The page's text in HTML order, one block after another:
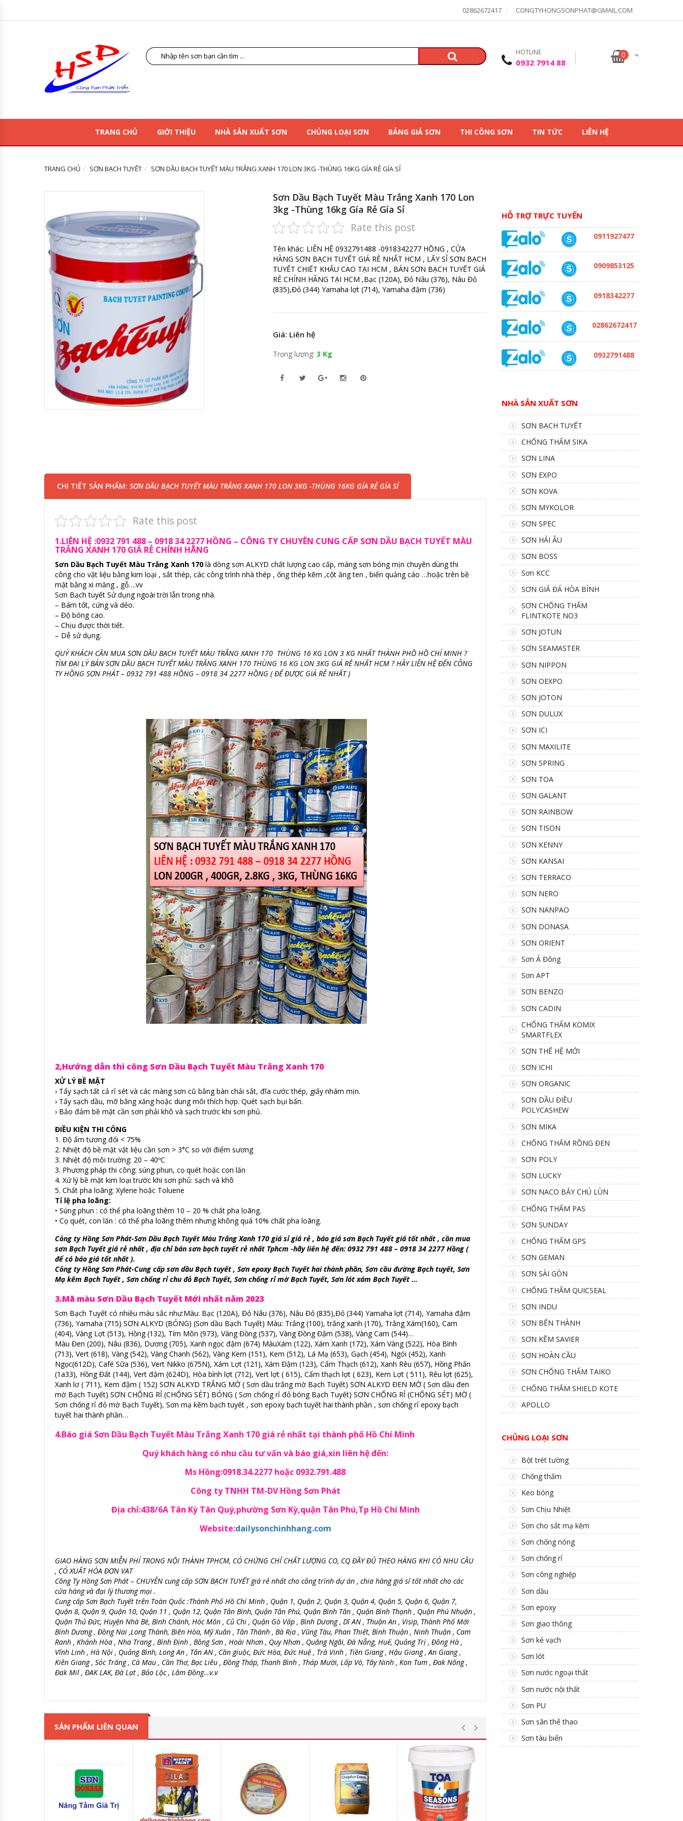
02862672417 CONGTYHONGSONPHAT@GMAIL.COM
HOTLINE
0932 7914 88
0
TRANG CHỦ GIỚI THIỆU NHÀ SẢN XUẤT SƠN CHỦNG LOẠI SƠN BẢNG GIÁ SƠN THI CÔNG SƠN TIN TỨC LIÊN HỆ
TRANG CHỦ SƠN BẠCH TUYẾT SƠN DẦU BẠCH TUYẾT MÀU TRẮNG XANH 170 LON 3KG -THÙNG 16KG GÍA RẺ GÍA SỈ
Sơn Dầu Bạch Tuyết Màu Trắng Xanh 170 Lon
3kg -Thùng 16kg Gía Rẻ Gía Sỉ
Rate this post
Tên khác: LIÊN HỆ 0932791488 -0918342277 HỒNG , CỬA
HÀNG SƠN BẠCH TUYẾT GIÁ RẺ NHẤT HCM , LẤY SỈ SƠN BẠCH
TUYẾT CHIẾT KHẤU CAO TẠI HCM , BÁN SƠN BẠCH TUYẾT GIÁ
RẺ CHÍNH HÃNG TẠI HCM ,Bạc (120A), Đỏ Nâu (376), Nâu Đỏ
(835),Đỏ (344) Yamaha lợt (714), Yamaha đậm (736)
Giá: Liên hệ
Trọng lượng: 3 Kg
CHI TIẾT SẢN PHẨM: SƠN DẦU BẠCH TUYẾT MÀU TRẮNG XANH 170 LON 3KG -THÙNG 16KG GÍA RẺ GÍA SỈ
Rate this post
1.LIÊN HỆ :0932 791 488 – 0918 34 2277 HỒNG – CÔNG TY CHUYÊN CUNG CẤP SƠN DẦU BẠCH TUYẾT MÀU
TRẮNG XANH 170 GIÁ RẺ CHÍNH HÃNG
Sơn Dầu Bạch Tuyết Màu Trắng Xanh 170 là dòng sơn ALKYD chất lượng cao cấp, màng sơn bóng mịn chuyên dùng thi
công cho vật liệu bằng kim loại , sắt thép, các công trình nhà thép , ống thép kẽm ,cột ăng ten , biển quảng cáo …hoặc trên bề
mặt bằng xi măng , gỗ….vv
Sơn Bạch tuyết Sử dụng ngoài trời lẫn trong nhà.
– Bám tốt, cứng và dẻo.
– Độ bóng cao.
– Chịu được thời tiết.
– Dễ sử dụng.
QUÝ KHÁCH CẦN MUA SƠN DẦU BẠCH TUYẾT MÀU TRẮNG XANH 170 THÙNG 16 KG LON 3 KG NHẤT THÀNH PHỒ HỒ CHÍ MINH ?
TÌM ĐẠI LÝ BÁN SƠN DẦU BẠCH TUYẾT MÀU TRẮNG XANH 170 THÙNG 16 KG LON 3KG GIÁ RẺ NHẤT HCM ? HÃY LIÊN HỆ ĐẾN CÔNG
TY HỒNG SƠN PHÁT – 0932 791 488 HỒNG – 0918 34 2277 HỒNG ( ĐỂ ĐƯỢC GIÁ RẺ NHẤT )
2,Hướng dẫn thi công Sơn Dầu Bạch Tuyết Màu Trắng Xanh 170
XỬ LÝ BỀ MẶT
› Tẩy sạch tất cả rỉ sét và các màng sơn cũ bằng bàn chải sắt, đĩa cước thép, giấy nhám mịn.
› Tẩy sạch dầu, mỡ bằng xăng hoặc dung môi thích hợp. Quét sạch bụi bẩn.
› Bảo đảm bề mặt cần sơn phải khô và sạch trước khi sơn phủ.
ĐIỀU KIỆN THI CÔNG
1. Độ ẩm tương đối < 75%
2. Nhiệt độ bề mặt vật liệu cần sơn > 3°C so với điểm sương
3. Nhiệt độ môi trường: 20 – 40ºC
3. Phương pháp thi công: súng phun, cọ quét hoặc con lăn
4. Xử lý bề mặt kim loại trước khi sơn phủ: sạch và khô
5. Chất pha loãng: Xylene hoặc Toluene
Tỉ lệ pha loãng:
• Súng phun : có thể pha loãng thêm 10 – 20 % chất pha loãng.
• Cọ quét, con lăn : có thể pha loãng thêm nhưng không quá 10% chất pha loãng.
Công ty Hồng Sơn Phát-Sơn Dầu Bạch Tuyết Màu Trắng Xanh 170 giá sỉ giá rẻ , báo giá sơn Bạch Tuyết giá tốt nhất , cần mua
sơn Bạch Tuyết giá rẻ nhất , địa chỉ bán sơn bạch tuyết rẻ nhất Tphcm -hãy liên hệ đến: 0932 791 488 – 0918 34 2277 Hồng (
để có báo giá tốt nhất ).
Công ty Hồng Sơn Phát-Cung cấp sơn dầu Bạch tuyết , Sơn epoxy Bạch Tuyết hai thành phần, Sơn cầu đường Bạch tuyết, Sơn
Mạ kẽm Bạch Tuyết , Sơn chống rỉ chu đỏ Bạch Tuyết, Sơn chống rỉ mờ Bạch Tuyết, Sơn lót xám Bạch Tuyết …
3.Mã màu Sơn Dầu Bạch Tuyết Mới nhất năm 2023
Sơn Bạch Tuyết có nhiều màu sắc như:Màu: Bạc (120A), Đỏ Nâu (376), Nâu Đỏ (835),Đỏ (344) Yamaha lợt (714), Yamaha đậm
(736), Yamaha (715) SƠN ALKYD (BÓNG) (Sơn dầu Bạch Tuyết) Màu: Trắng (100), trắng xanh (170), Trắng Xám(160), Cam
(404), Vàng Lợt (513), Hồng (132), Tím Môn (973), Vàng Đồng (537), Vàng Đồng Đậm (538), Vàng Cam (544)…
Màu Đen (200), Nâu (836), Dương (705), Xanh ngọc đậm (674) MàuXám (122), Xám Xanh (172), Xám Vàng (522), Hòa Bình
(713), Vert (618), Vàng (542), Vàng Chanh (562), Vàng Kem (151), Kem (512), Lá Mạ (653), Gạch (454), Ngói (452), Xanh
Ngọc(612D), Café Sữa (536), Vert Nikko (675N), Xám Lợt (121), Xám Đậm (123), Cẩm Thạch (612), Xanh Rêu (657), Hồng Phấn
(1a33), Hồng Đất (144), Vert đậm (624D), Hòa bình lợt (712), Vert lợt ( 615), Cẩm thạch lợt ( 623), Kem Lợt ( 511), Rêu lợt (625),
Xanh lơ ( 711), Kem đậm ( 152) SƠN ALKYD TRẮNG MỜ ( Sơn dầu trắng mờ Bạch Tuyết) SƠN ALKYD ĐEN MỜ ( Sơn dầu đen
mờ Bạch Tuyết) SƠN CHỐNG RỈ (CHỐNG SÉT) BÓNG ( Sơn chống rỉ đỏ bóng Bạch Tuyết) SƠN CHỐNG RỈ (CHỐNG SÉT) MỜ (
Sơn chống rỉ đỏ mờ Bạch Tuyết), Sơn mạ kẽm bạch tuyết , sơn epoxy bạch tuyết hai thành phần , sơn chống rỉ epoxy bạch
tuyết hai thành phần…
4.Báo giá Sơn Dầu Bạch Tuyết Màu Trắng Xanh 170 giá rẻ nhất tại thành phố Hồ Chí Minh
Quý khách hàng có nhu cầu tư vấn và báo giá,xin liên hệ đến:
Ms Hồng:0918.34.2277 hoặc 0932.791.488
Công ty TNHH TM-DV Hồng Sơn Phát
Địa chỉ:438/6A Tân Kỳ Tân Quý,phường Sơn Kỳ,quận Tân Phú,Tp Hồ Chí Minh
Website:dailysonchinhhang.com
GIAO HÀNG SƠN MIỄN PHÍ TRONG NỘI THÀNH TPHCM, CÓ CHỨNG CHỈ CHẤT LƯỢNG CO, CQ ĐẦY ĐỦ THEO HÀNG KHI CÓ NHU CẦU
, CÓ XUẤT HÓA ĐƠN VAT
Công Ty Hồng Sơn Phát – CHUYÊN cung cấp SƠN BẠCH TUYẾT giá rẻ nhất cho công trình dự án , chia hàng giá sỉ tốt nhất cho các
cửa hàng và đại lý thương mại .
Cung cấp Sơn Bạch Tuyết trên Toàn Quốc :Thành Phố Hồ Chí Minh , Quận 1, Quận 2, Quận 3, Quận 4, Quận 5, Quận 6, Quận 7,
Quận 8, Quận 9, Quận 10, Quận 11 , Quận 12, Quận Tân Bình, Quận Tân Phú, Quận Bình Tân , Quận Bình Thạnh , Quận Phú Nhuận ,
Quận Thủ Đức, Huyện Nhà Bè, Bình Chánh, Hóc Môn , Củ Chi , Quận Gò Vấp , Bình Dương , Dĩ AN , Thuận An , Visip, Thành Phố Mới
Bình Dương , Đồng Nai ,Long Thành, Biên Hòa, Mỹ Xuân , Tân Thành , Bà Rịa , Vũng Tàu, Phan Thiết, Bình Thuận , Ninh Thuận , Cam
Ranh , Khánh Hòa , Nha Trang , Bình Định , Bồng Sơn , Hoài Nhơn , Quy Nhơn , Quãng Ngãi, Đà Nẵng, Huế, Quảng Trị , Đông Hà ,
Vĩnh Linh , Hà Nội , Quảng Bình, Long An , Tân AN , Cần giuộc, Đức Hòa, Đức Huệ , Trà Vinh , Tiền Giang , Hậu Giang , An Giang ,
Kiên Giang , Sóc Trăng , Cà Mau , Cần Thơ, Bạc Liêu , Đồng Tháp, Thanh Bình , Tháp Mười, Lấp Vò, Tây Ninh , Kon Tum , Đak Nông ,
Đak Mil , ĐAK LAK, Đà Lạt , Bảo Lộc , Lâm Đồng…v.v
SẢN PHẨM LIÊN QUAN
HỖ TRỢ TRỰC TUYẾN
0911927477
0909853125
0918342277
02862672417
0932791488
NHÀ SẢN XUẤT SƠN
SƠN BẠCH TUYẾT
CHỐNG THẤM SIKA
SƠN LINA
SƠN EXPO
SƠN KOVA
SƠN MYKOLOR
SƠN SPEC
SƠN HẢI ÂU
SƠN BOSS
Sơn KCC
SƠN GIẢ ĐÁ HÒA BÌNH
SƠN CHỐNG THẤM
FLINTKOTE NO3
SƠN JOTUN
SƠN SEAMASTER
SƠN NIPPON
SƠN OEXPO
SƠN JOTON
SƠN DULUX
SƠN ICI
SƠN MAXILITE
SƠN SPRING
SƠN TOA
SƠN GALANT
SƠN RAINBOW
SƠN TISON
SƠN KENNY
SƠN KANSAI
SƠN TERRACO
SƠN NERO
SƠN NANPAO
SƠN DONASA
SƠN ORIENT
Sơn Á Đông
Sơn APT
SƠN BENZO
SƠN CADIN
CHỐNG THẤM KOMIX
SMARTFLEX
SƠN THẾ HỆ MỚI
SƠN ICHI
SƠN ORGANIC
SƠN DẦU ĐIỀU
POLYCASHEW
SƠN MIKA
CHỐNG THẤM RỒNG ĐEN
SƠN POLY
SƠN LUCKY
SƠN NACO BẢY CHÚ LÙN
CHỐNG THẤM PAS
SƠN SUNDAY
CHỐNG THẤM GPS
SƠN GEMAN
SƠN SÀI GÒN
CHỐNG THẤM QUICSEAL
SƠN INDU
SƠN BẾN THÀNH
SƠN KẼM SAVIER
SƠN HOÀN CẦU
SƠN CHỐNG THẤM TAIKO
CHỐNG THẤM SHIELD KOTE
APOLLO
CHỦNG LOẠI SƠN
Bột trét tường
Chống thấm
Keo bóng
Sơn Chịu Nhiệt
Sơn cho sắt mạ kẽm
Sơn chống nóng
Sơn chống rỉ
Sơn công nghiệp
Sơn dầu
Sơn epoxy
Sơn giao thông
Sơn kẻ vạch
Sơn lót
Sơn nước ngoại thất
Sơn nước nội thất
Sơn PU
Sơn sân thể thao
Sơn tàu biển